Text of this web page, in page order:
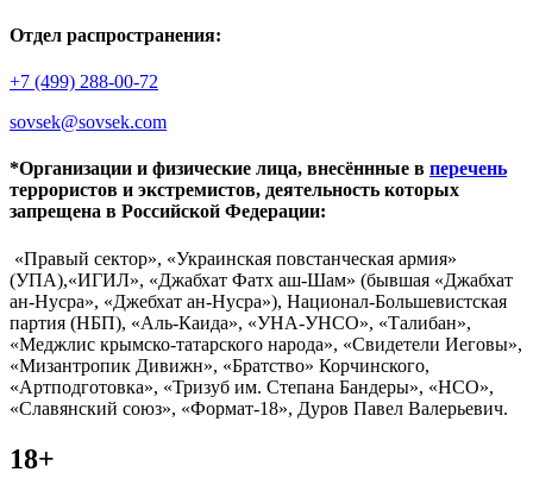
Отдел распространения:
+7 (499) 288-00-72
sovsek@sovsek.com
*Организации и физические лица, внесённные в перечень
террористов и экстремистов, деятельность которых
запрещена в Российской Федерации:
«Правый сектор», «Украинская повстанческая армия»
(УПА),«ИГИЛ», «Джабхат Фатх аш-Шам» (бывшая «Джабхат
ан-Нусра», «Джебхат ан-Нусра»), Национал-Большевистская
партия (НБП), «Аль-Каида», «УНА-УНСО», «Талибан»,
«Меджлис крымско-татарского народа», «Свидетели Иеговы»,
«Мизантропик Дивижн», «Братство» Корчинского,
«Артподготовка», «Тризуб им. Степана Бандеры», «НСО»,
«Славянский союз», «Формат-18», Дуров Павел Валерьевич.
18+